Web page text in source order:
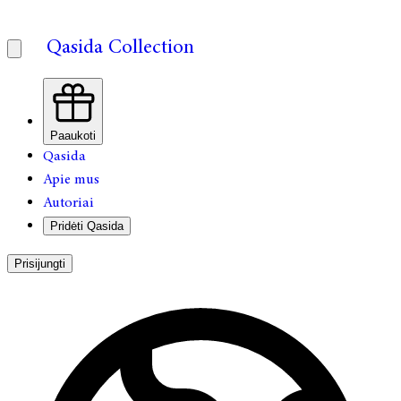
Qasida Collection
Paaukoti
Qasida
Apie mus
Autoriai
Pridėti Qasida
Prisijungti